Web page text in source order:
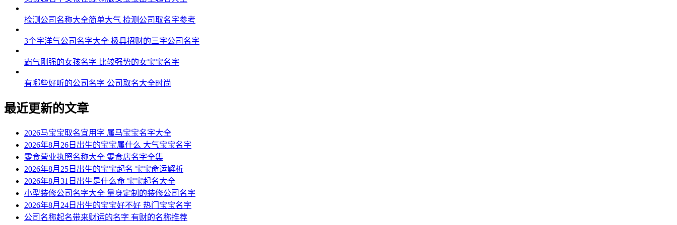
检测公司名称大全简单大气 检测公司取名字参考
3个字洋气公司名字大全 极具招财的三字公司名字
霸气刚强的女孩名字 比较强势的女宝宝名字
有哪些好听的公司名字 公司取名大全时尚
最近更新的文章
2026马宝宝取名宜用字 属马宝宝名字大全
2026年8月26日出生的宝宝属什么 大气宝宝名字
零食营业执照名称大全 零食店名字全集
2026年8月25日出生的宝宝起名 宝宝命运解析
2026年8月31日出生是什么命 宝宝起名大全
小型装修公司名字大全 量身定制的装修公司名字
2026年8月24日出生的宝宝好不好 热门宝宝名字
公司名称起名带来财运的名字 有财的名称推荐